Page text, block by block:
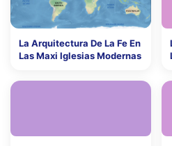
La Arquitectura De La Fe En
Las Maxi Iglesias Modernas